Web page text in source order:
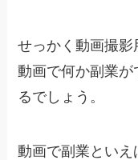
せっかく動画撮影
動画で何か副業
るでしょう。
動画で副業とい